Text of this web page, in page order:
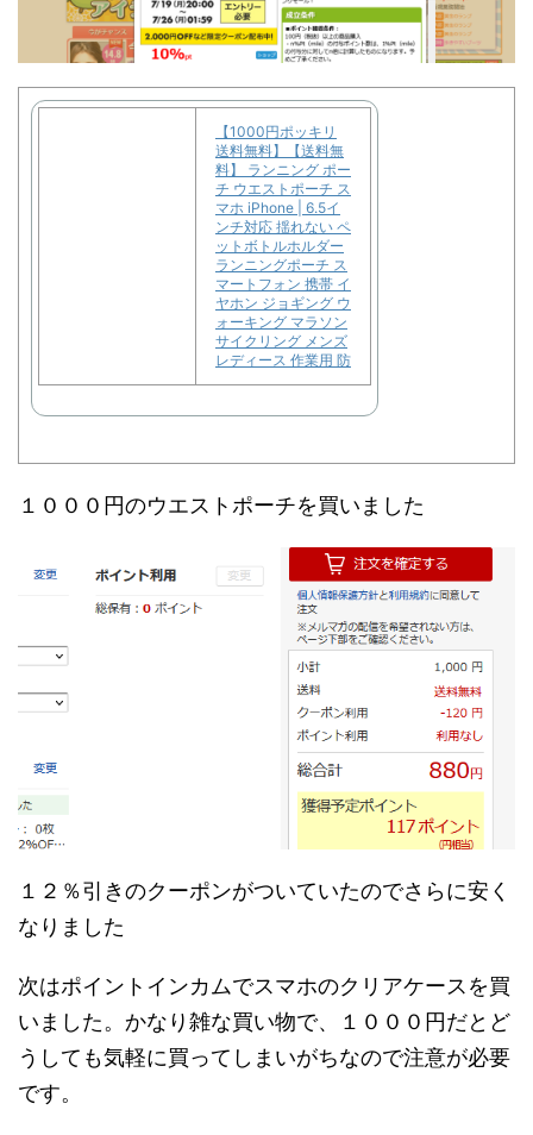
【1000円ポッキリ
送料無料】【送料無
料】 ランニング ポー
チ ウエストポーチ ス
マホ iPhone | 6.5イ
ンチ対応 揺れない ペ
ットボトルホルダー
ランニングポーチ ス
マートフォン 携帯 イ
ヤホン ジョギング ウ
ォーキング マラソン
サイクリング メンズ
レディース 作業用 防
１０００円のウエストポーチを買いました
１２％引きのクーポンがついていたのでさらに安く
なりました
次はポイントインカムでスマホのクリアケースを買
いました。かなり雑な買い物で、１０００円だとど
うしても気軽に買ってしまいがちなので注意が必要
です。